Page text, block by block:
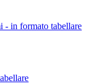
- in formato tabellare